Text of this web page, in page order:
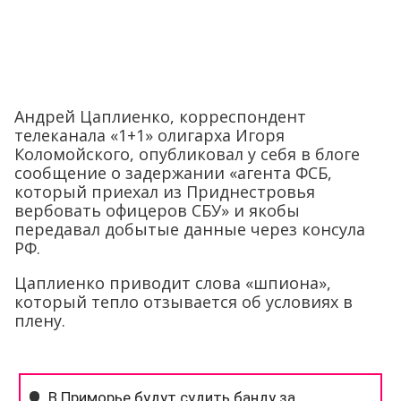
Андрей Цаплиенко, корреспондент
телеканала «1+1» олигарха Игоря
Коломойского, опубликовал у себя в блоге
сообщение о задержании «агента ФСБ,
который приехал из Приднестровья
вербовать офицеров СБУ» и якобы
передавал добытые данные через консула
РФ.
Цаплиенко приводит слова «шпиона»,
который тепло отзывается об условиях в
плену.